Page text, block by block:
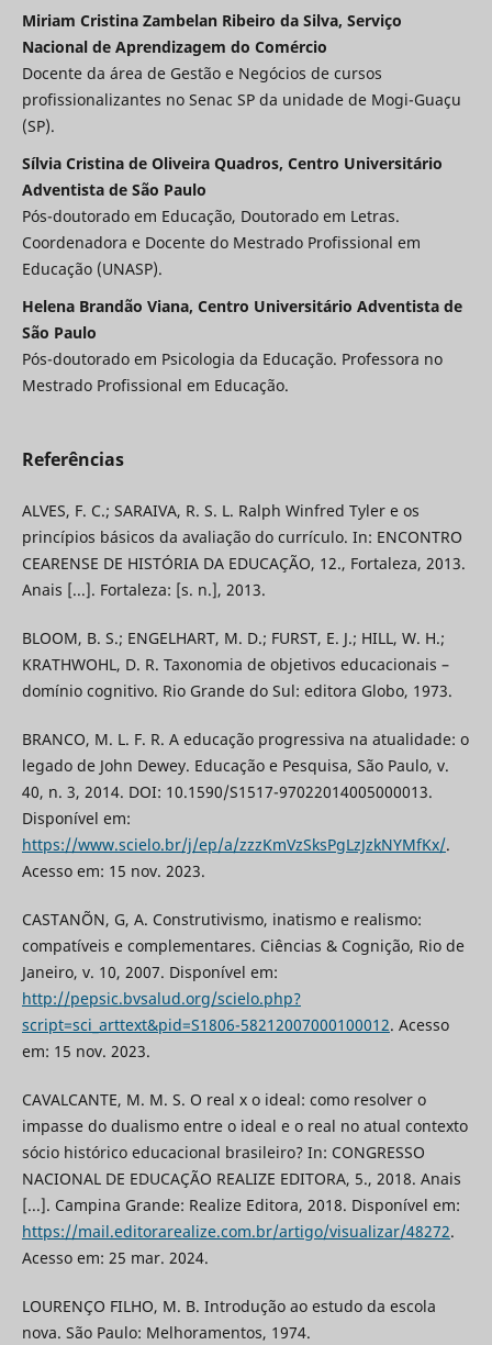
Miriam Cristina Zambelan Ribeiro da Silva, Serviço
Nacional de Aprendizagem do Comércio
Docente da área de Gestão e Negócios de cursos
profissionalizantes no Senac SP da unidade de Mogi-Guaçu
(SP).
Sílvia Cristina de Oliveira Quadros, Centro Universitário
Adventista de São Paulo
Pós-doutorado em Educação, Doutorado em Letras.
Coordenadora e Docente do Mestrado Profissional em
Educação (UNASP).
Helena Brandão Viana, Centro Universitário Adventista de
São Paulo
Pós-doutorado em Psicologia da Educação. Professora no
Mestrado Profissional em Educação.
Referências
ALVES, F. C.; SARAIVA, R. S. L. Ralph Winfred Tyler e os
princípios básicos da avaliação do currículo. In: ENCONTRO
CEARENSE DE HISTÓRIA DA EDUCAÇÃO, 12., Fortaleza, 2013.
Anais [...]. Fortaleza: [s. n.], 2013.
BLOOM, B. S.; ENGELHART, M. D.; FURST, E. J.; HILL, W. H.;
KRATHWOHL, D. R. Taxonomia de objetivos educacionais –
domínio cognitivo. Rio Grande do Sul: editora Globo, 1973.
BRANCO, M. L. F. R. A educação progressiva na atualidade: o
legado de John Dewey. Educação e Pesquisa, São Paulo, v.
40, n. 3, 2014. DOI: 10.1590/S1517-97022014005000013.
Disponível em:
https://www.scielo.br/j/ep/a/zzzKmVzSksPgLzJzkNYMfKx/.
Acesso em: 15 nov. 2023.
CASTANÕN, G, A. Construtivismo, inatismo e realismo:
compatíveis e complementares. Ciências & Cognição, Rio de
Janeiro, v. 10, 2007. Disponível em:
http://pepsic.bvsalud.org/scielo.php?
script=sci_arttext&pid=S1806-58212007000100012. Acesso
em: 15 nov. 2023.
CAVALCANTE, M. M. S. O real x o ideal: como resolver o
impasse do dualismo entre o ideal e o real no atual contexto
sócio histórico educacional brasileiro? In: CONGRESSO
NACIONAL DE EDUCAÇÃO REALIZE EDITORA, 5., 2018. Anais
[...]. Campina Grande: Realize Editora, 2018. Disponível em:
https://mail.editorarealize.com.br/artigo/visualizar/48272.
Acesso em: 25 mar. 2024.
LOURENÇO FILHO, M. B. Introdução ao estudo da escola
nova. São Paulo: Melhoramentos, 1974.